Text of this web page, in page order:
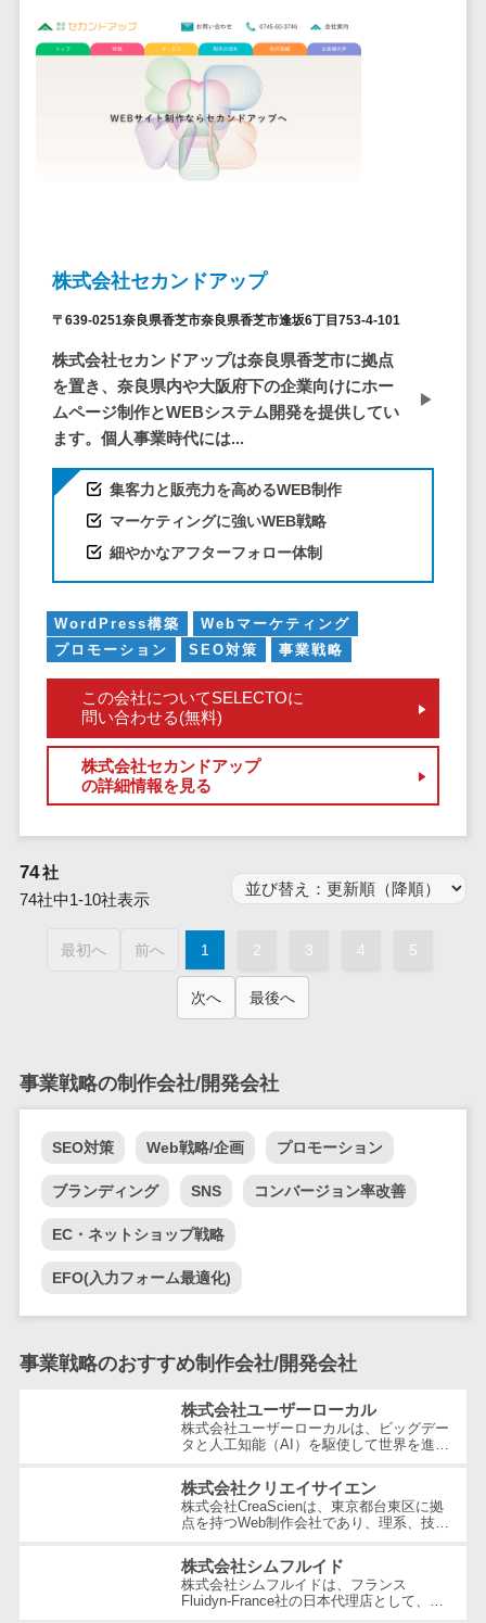
官公庁・自治体向け
GIS（地理情報システム）>
公共施設予約システム>
その他官公庁・自治体向け>
ービス
WAF
URLフィルタ
リング
エンドポイン
トセキュリティ
化
電話認証サー
DLPツール
不正検知サー
業務全般
業務標準化ツ
ール
FAX配信システ
FAX受信サービ
ス
帳票配信サー
ビス
BPMツール
ビス
ワークフロー
マニュアル作
物品管理シス
テム
RPAツール
車両管理シス
ル
配送管理シス
ステム
システム
アルコールチ
店舗業務支援
システム
適化
IT点呼サービス
株式会社セカンドアップ
〒639-0251奈良県香芝市奈良県香芝市逢坂6丁目753-4-101
株式会社セカンドアップは奈良県香芝市に拠点
を置き、奈良県内や大阪府下の企業向けにホー
ムページ制作とWEBシステム開発を提供してい
ます。個人事業時代には...
集客力と販売力を高めるWEB制作
マーケティングに強いWEB戦略
細やかなアフターフォロー体制
WordPress構築
Webマーケティング
プロモーション
SEO対策 事業戦略
この会社についてSELECTOに
問い合わせる(無料)
株式会社セカンドアップ
の詳細情報を見る
74社
74社中1-10社表示
最初へ 前へ 1 2 3 4 5
次へ 最後へ
事業戦略の制作会社/開発会社
SEO対策 Web戦略/企画 プロモーション
ブランディング SNS コンバージョン率改善
EC・ネットショップ戦略
EFO(入力フォーム最適化)
事業戦略のおすすめ制作会社/開発会社
株式会社ユーザーローカル
株式会社ユーザーローカルは、ビッグデー
タと人工知能（AI）を駆使して世界を進化
する技術ベンチャー企業です。国内...
株式会社クリエイサイエン
株式会社CreaScienは、東京都台東区に拠
点を持つWeb制作会社であり、理系、技
たクリエイティブ制作を行っています。
独...
株式会社シムフルイド
株式会社シムフルイドは、フランス
Fluidyn-France社の日本代理店として、最